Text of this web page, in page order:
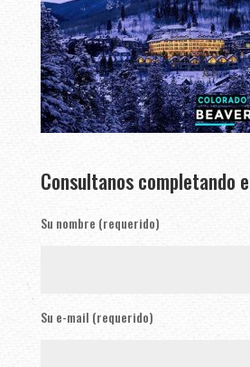
Consultanos completando
Su nombre (requerido)
Su e-mail (requerido)